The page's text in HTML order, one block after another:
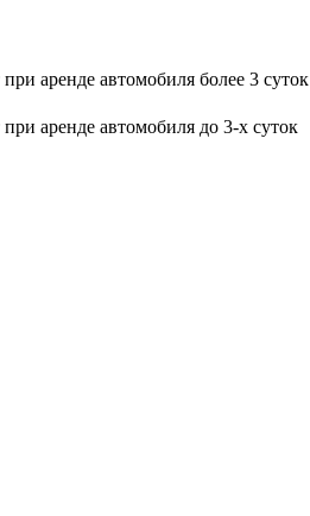
аренде автомобиля более 3 суток
аренде автомобиля до 3-х суток